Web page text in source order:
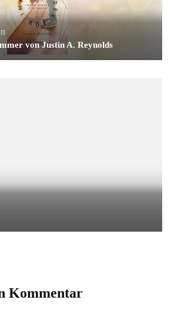
von Justin A. Reynolds
Kommentar